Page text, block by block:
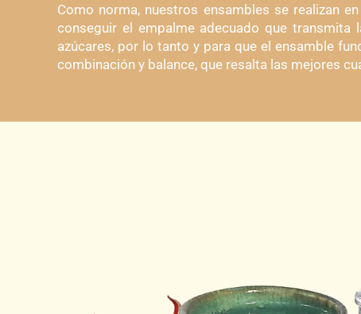
Como norma, nuestros ensambles se realizan
conseguir el empalme adecuado que
azúcares, por lo tanto y para que el ensamble
combinación y balance, que resalta las mejores